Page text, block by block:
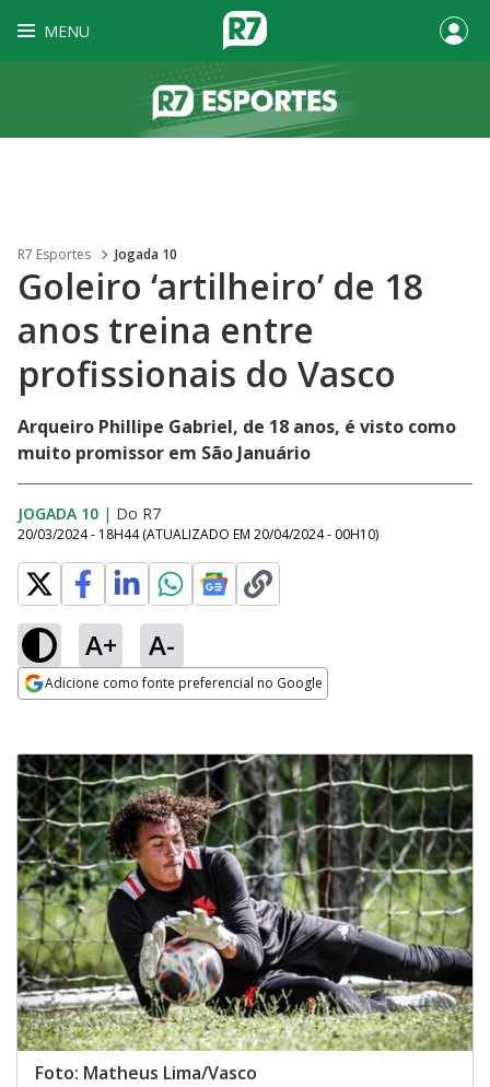
MENU
R7 Esportes Jogada 10
Goleiro ‘artilheiro’ de 18
anos treina entre
profissionais do Vasco
Arqueiro Phillipe Gabriel, de 18 anos, é visto como
muito promissor em São Januário
JOGADA 10 | Do R7
20/03/2024 - 18H44 (ATUALIZADO EM 20/04/2024 - 00H10)
A+ A-
Adicione como fonte preferencial no Google
Foto: Matheus Lima/Vasco